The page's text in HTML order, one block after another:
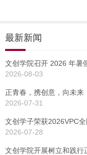
最新新闻
文创学院召开 2026 年暑
2026-08-03
正青春，携创意，向未
2026-07-31
文创学子荣获2026VPC
2026-07-28
文创学院开展树立和践